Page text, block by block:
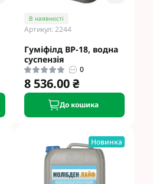
В наявності
Артикул: 2244
Гуміфілд ВР-18, водна
суспензія
0
8 536.00 ₴
До кошика
Новинка